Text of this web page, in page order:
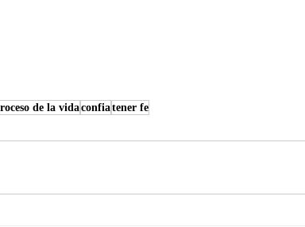
de la vidaconfiatener fe